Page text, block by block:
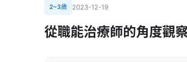
2~3歲 2023-12-19
從職能治療師的角度觀